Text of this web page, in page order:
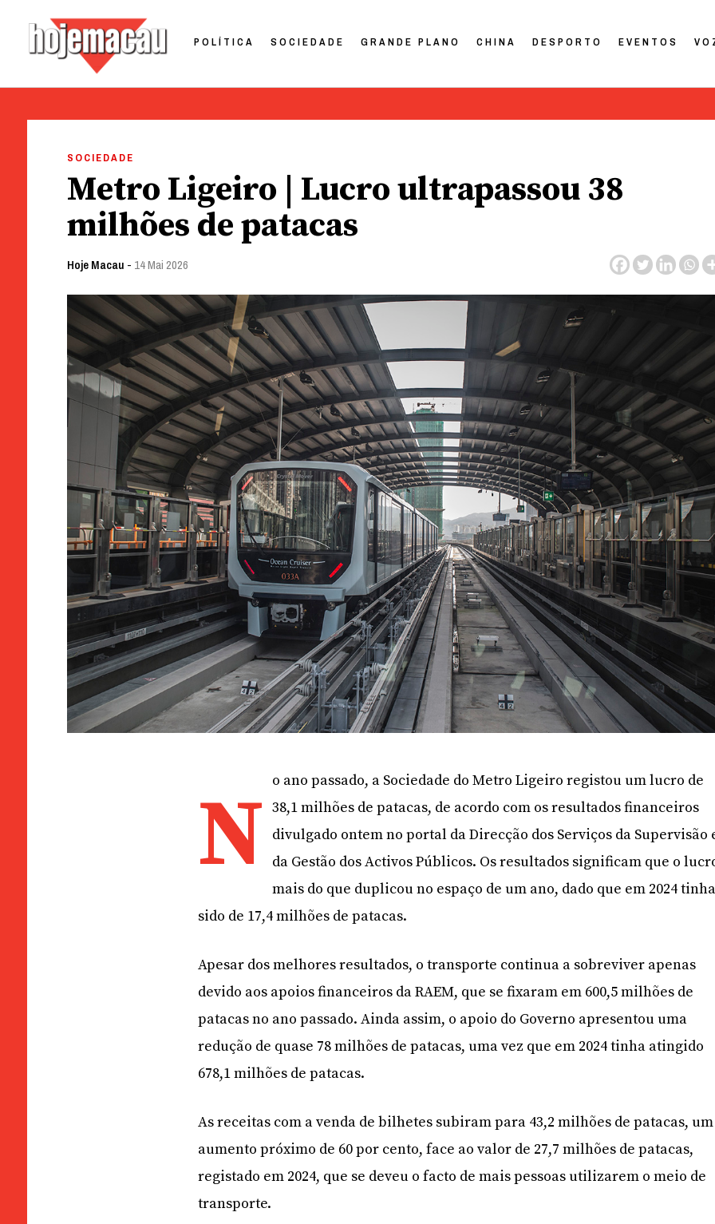
POLÍTICA SOCIEDADE GRANDE PLANO CHINA DESPORTO EVENTOS
SOCIEDADE
Metro Ligeiro | Lucro ultrapassou 38
milhões de patacas
Hoje Macau - 14 Mai 2026
N
o ano passado, a Sociedade do Metro Ligeiro registou um lucro de
38,1 milhões de patacas, de acordo com os resultados financeiros
divulgado ontem no portal da Direcção dos Serviços da Supervisão
da Gestão dos Activos Públicos. Os resultados significam que o
mais do que duplicou no espaço de um ano, dado que em 2024
sido de 17,4 milhões de patacas.
Apesar dos melhores resultados, o transporte continua a sobreviver apenas
devido aos apoios financeiros da RAEM, que se fixaram em 600,5 milhões de
patacas no ano passado. Ainda assim, o apoio do Governo apresentou uma
redução de quase 78 milhões de patacas, uma vez que em 2024 tinha atingido
678,1 milhões de patacas.
As receitas com a venda de bilhetes subiram para 43,2 milhões de patacas, um
aumento próximo de 60 por cento, face ao valor de 27,7 milhões de patacas,
registado em 2024, que se deveu o facto de mais pessoas utilizarem o meio de
transporte.